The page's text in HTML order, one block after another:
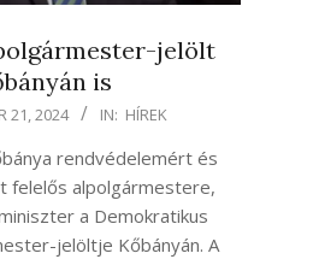
jelölt
is
21, 2024 IN: HÍREK
rendvédelemért és
felelős alpolgármestere,
a Demokratikus
jelöltje Kőbányán. A